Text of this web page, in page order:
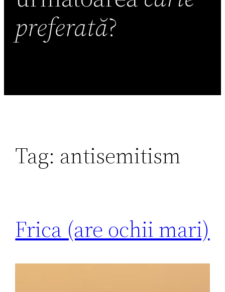
preferată?
Tag: antisemitism
Frica (are ochii mari)